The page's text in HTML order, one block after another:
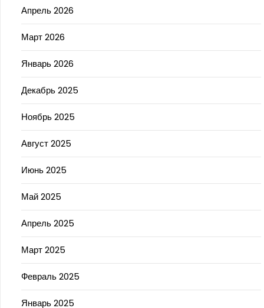
Апрель 2026
Март 2026
Январь 2026
Декабрь 2025
Ноябрь 2025
Август 2025
Июнь 2025
Май 2025
Апрель 2025
Март 2025
Февраль 2025
Январь 2025